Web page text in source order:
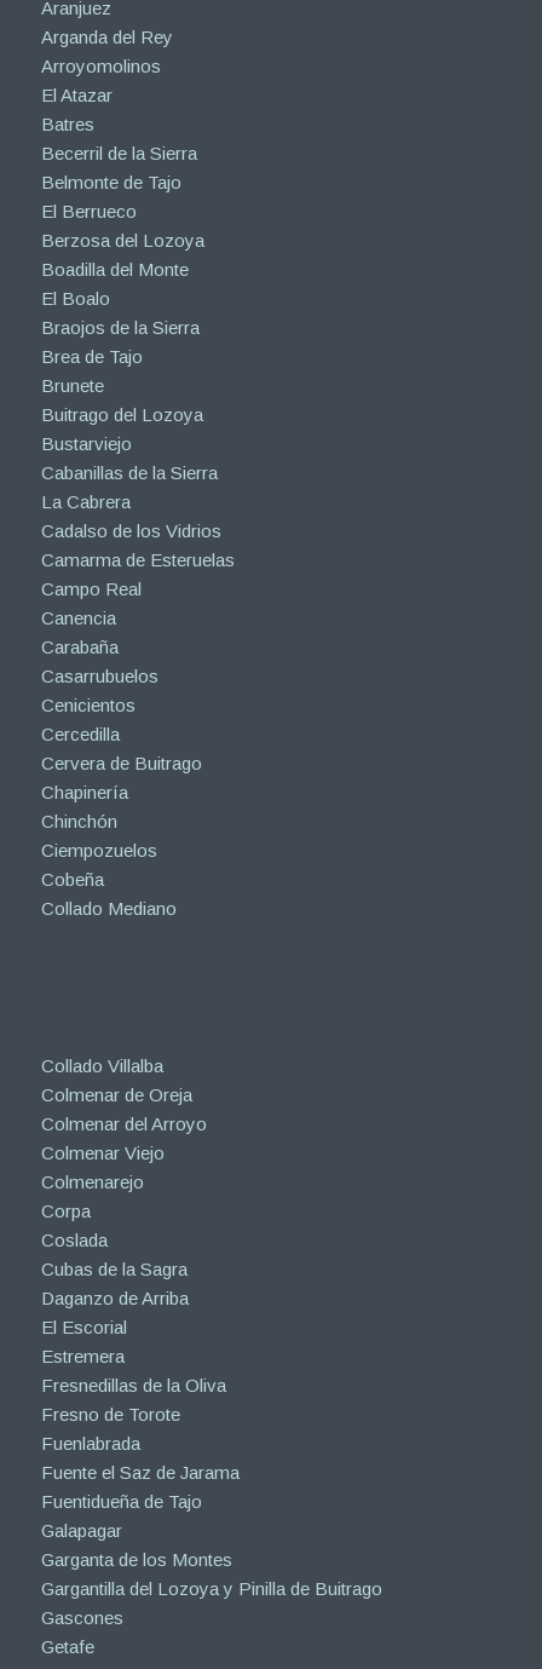
Aranjuez
Arganda del Rey
Arroyomolinos
El Atazar
Batres
Becerril de la Sierra
Belmonte de Tajo
El Berrueco
Berzosa del Lozoya
Boadilla del Monte
El Boalo
Braojos de la Sierra
Brea de Tajo
Brunete
Buitrago del Lozoya
Bustarviejo
Cabanillas de la Sierra
La Cabrera
Cadalso de los Vidrios
Camarma de Esteruelas
Campo Real
Canencia
Carabaña
Casarrubuelos
Cenicientos
Cercedilla
Cervera de Buitrago
Chapinería
Chinchón
Ciempozuelos
Cobeña
Collado Mediano
Collado Villalba
Colmenar de Oreja
Colmenar del Arroyo
Colmenar Viejo
Colmenarejo
Corpa
Coslada
Cubas de la Sagra
Daganzo de Arriba
El Escorial
Estremera
Fresnedillas de la Oliva
Fresno de Torote
Fuenlabrada
Fuente el Saz de Jarama
Fuentidueña de Tajo
Galapagar
Garganta de los Montes
Gargantilla del Lozoya y Pinilla de Buitrago
Gascones
Getafe